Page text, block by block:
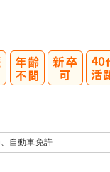
自動車免許